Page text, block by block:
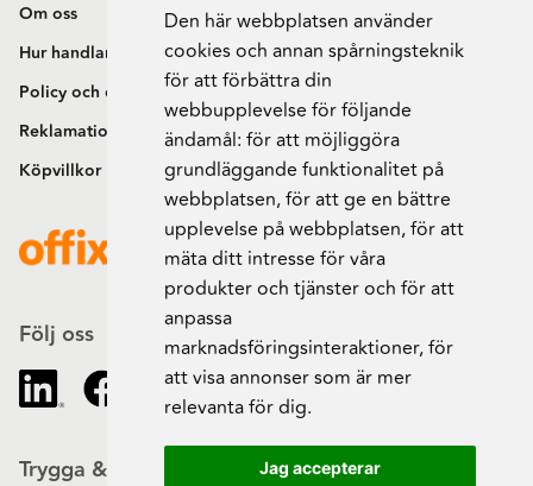
Den här webbplatsen använder
cookies och annan spårningsteknik
för att förbättra din
webbupplevelse för följande
ändamål: för att möjliggöra
grundläggande funktionalitet på
webbplatsen,för att ge en bättre
upplevelse på webbplatsen,för att
mäta ditt intresse för våra
produkter och tjänster och för att
anpassa
marknadsföringsinteraktioner,för
att visa annonser som är mer
relevanta för dig.
Jag accepterar
Om oss
Hur handlar jag?
Policy och cookies
Reklamation och retur
Köpvillkor
Följ oss
Trygga & säkra beställningar